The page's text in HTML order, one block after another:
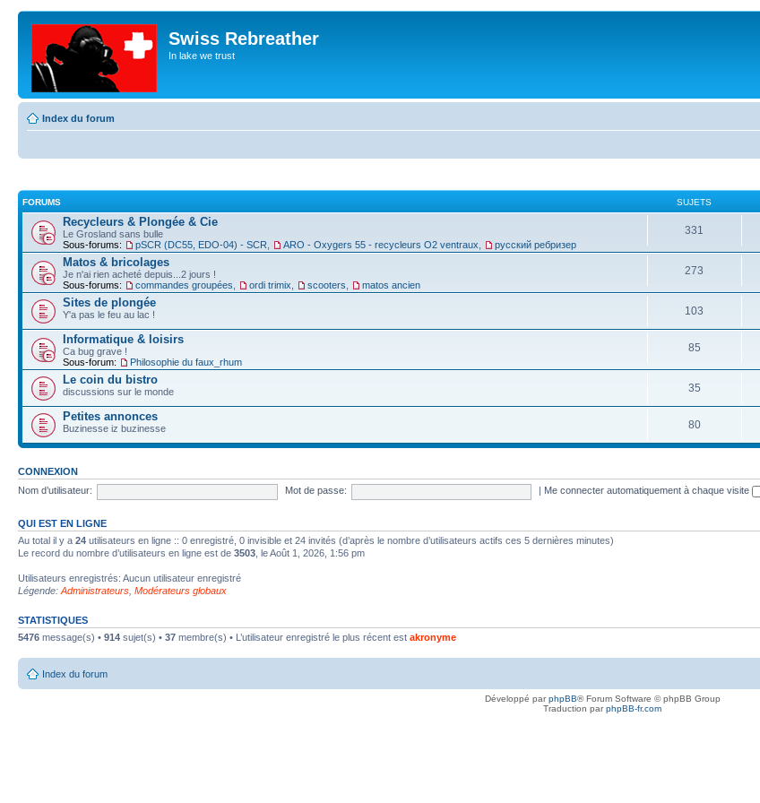
Swiss Rebreather
In lake we trust
Index du forum
FORUMS SUJETS
Recycleurs & Plongée & Cie
Le Grosland sans bulle
Sous-forums:
pSCR (DC55, EDO-04) - SCR ARO - Oxygers 55 - recycleurs O2 ventraux русский ребризер
331
Matos & bricolages
Je n'ai rien acheté depuis...2 jours !
Sous-forums:
commandes groupées ordi trimix scooters matos ancien
273
Sites de plongée
Y'a pas le feu au lac ! 103
Informatique & loisirs
Ca bug grave !
Sous-forum:
Philosophie du faux_rhum
85
Le coin du bistro
discussions sur le monde 35
Petites annonces
Buzinesse iz buzinesse 80
CONNEXION
Nom d’utilisateur:
Mot de passe: Me connecter automatiquement à chaque visite
QUI EST EN LIGNE
Au total il y a 24 utilisateurs en ligne :: 0 enregistré, 0 invisible et 24 invités (d’après le nombre d’utilisateurs actifs ces 5 dernières minutes)
Le record du nombre d’utilisateurs en ligne est de 3503 , le Août 1, 2026, 1:56 pm
Utilisateurs enregistrés: Aucun utilisateur enregistré
Légende: Administrateurs Modérateurs globaux
STATISTIQUES
5476 message(s) • 914 sujet(s) • 37 membre(s) • L’utilisateur enregistré le plus récent est akronyme
Index du forum
Développé parphpBB® Forum Software © phpBB Group
Traduction parphpBB-fr.com